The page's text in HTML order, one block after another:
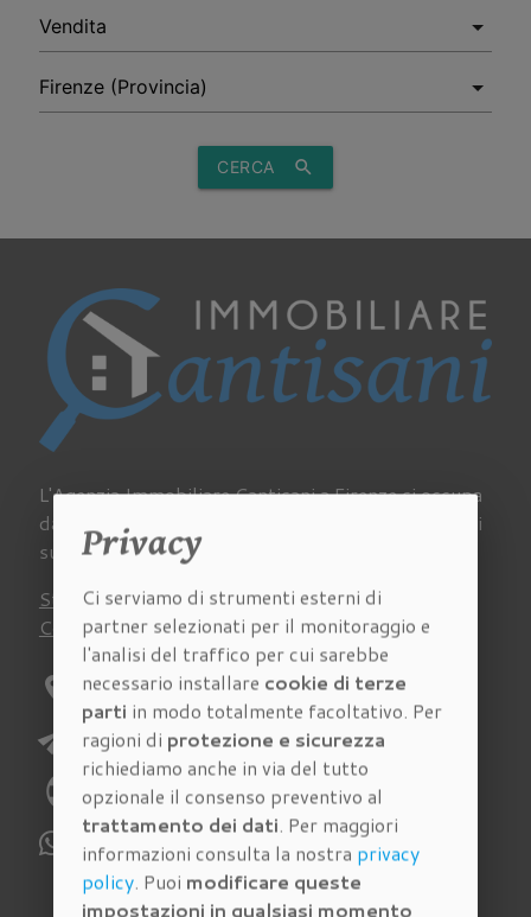
CERCA search
L'Agenzia Immobiliare Cantisani a Firenze si occupa
da sempre di acquisto, vendita e affitto di immobili
su tutto il territorio della provincia fiorentina.
Stima Chi siamo Lavora con noi Newsletter
Contatti Virtual Tour Recensioni
location_on Indirizzo:Via Pagnini 27/A Firenze
send E-mail:richieste@immobiliarecantisani.com
phone Telefono:055 4620186
WhatsApp:
329 112 6159
Privacy
Ci serviamo di strumenti esterni di
partner selezionati per il monitoraggio e
l'analisi del traffico per cui sarebbe
necessario installare cookie di terze
parti in modo totalmente facoltativo. Per
ragioni di protezione e sicurezza
richiediamo anche in via del tutto
opzionale il consenso preventivo al
trattamento dei dati. Per maggiori
informazioni consulta la nostra privacy
policy. Puoi modificare queste
impostazioni in qualsiasi momento